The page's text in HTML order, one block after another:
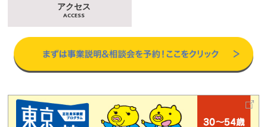
アクセス
ACCESS